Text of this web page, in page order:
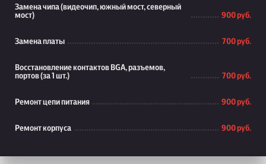
Замена чипа (видеочип, южный мост, северный
мост)
900 руб.
Замена платы 700 руб.
Восстановление контактов BGA, разъемов,
портов (за 1 шт.)
700 руб.
Ремонт цепи питания 900 руб.
Ремонт корпуса 900 руб.